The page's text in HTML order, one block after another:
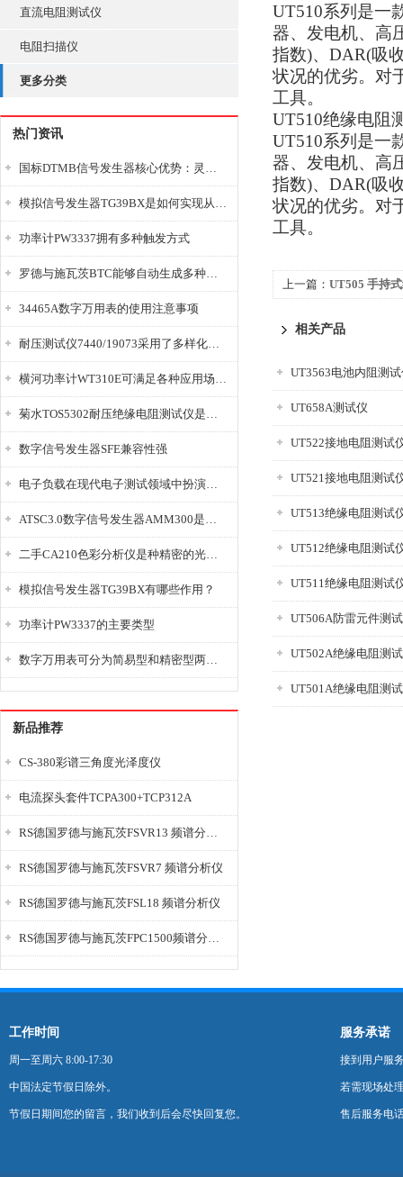
直流电阻测试仪
电阻扫描仪
更多分类
热门资讯
国标DTMB信号发生器核心优势：灵活性与准确性的结合
模拟信号发生器TG39BX是如何实现从直流到交流的波形转换?
功率计PW3337拥有多种触发方式
罗德与施瓦茨BTC能够自动生成多种音视频信号
34465A数字万用表的使用注意事项
耐压测试仪7440/19073采用了多样化的功能设计
横河功率计WT310E可满足各种应用场景的需求
菊水TOS5302耐压绝缘电阻测试仪是种重要的电气安全检测设备
数字信号发生器SFE兼容性强
电子负载在现代电子测试领域中扮演着重要的角色
ATSC3.0数字信号发生器AMM300是能够产生各种数字信号的电子设备
二手CA210色彩分析仪是种精密的光学测量仪器
模拟信号发生器TG39BX有哪些作用？
功率计PW3337的主要类型
数字万用表可分为简易型和精密型两大类
新品推荐
CS-380彩谱三角度光泽度仪
电流探头套件TCPA300+TCP312A
RS德国罗德与施瓦茨FSVR13 频谱分析仪
RS德国罗德与施瓦茨FSVR7 频谱分析仪
RS德国罗德与施瓦茨FSL18 频谱分析仪
RS德国罗德与施瓦茨FPC1500频谱分析仪
UT510系列是一
器、发电机、高
指数)、DAR(吸
状况的优劣。对
工具。
UT510绝缘电阻
UT510系列是一
器、发电机、高
指数)、DAR(吸
状况的优劣。对
工具。
上一篇： UT505 手持
相关产品
UT3563电池内阻测
UT658A测试仪
UT522接地电阻测试
UT521接地电阻测试
UT513绝缘电阻测试
UT512绝缘电阻测试
UT511绝缘电阻测试
UT506A防雷元件测
UT502A绝缘电阻测
UT501A绝缘电阻测
工作时间
周一至周六 8:00-17:30
中国法定节假日除外。
节假日期间您的留言，我们收到后会尽快回复您。
服务承诺
接到用户服
若需现场处
售后服务电